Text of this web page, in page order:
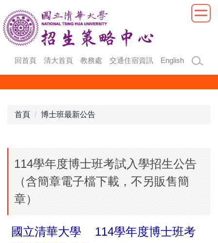
到
主
要
回首頁 清大首頁 教務處 交通住宿資訊 English
首頁 博士班最新公告
114學年度博士班考試入學招生公告
（含簡章電子檔下載，不另販售簡
章）
國立清華大學 114學年度博士班考